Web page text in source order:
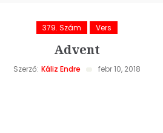
379. Szám Vers
Advent
Szerző: Káliz Endre febr 10, 2018